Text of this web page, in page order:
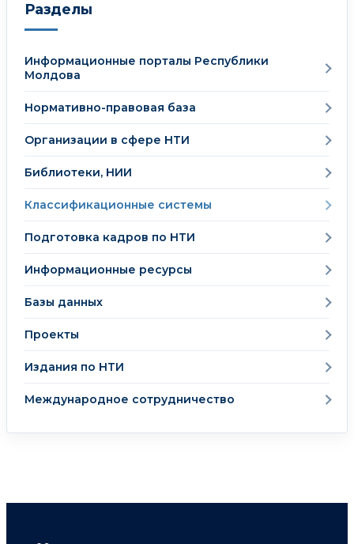
Разделы
Информационные порталы Республики
Молдова
Нормативно-правовая база
Организации в сфере НТИ
Библиотеки, НИИ
Классификационные системы
Подготовка кадров по НТИ
Информационные ресурсы
Базы данных
Проекты
Издания по НТИ
Международное сотрудничество